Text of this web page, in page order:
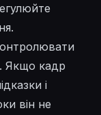
Якщо кадр
і
він не